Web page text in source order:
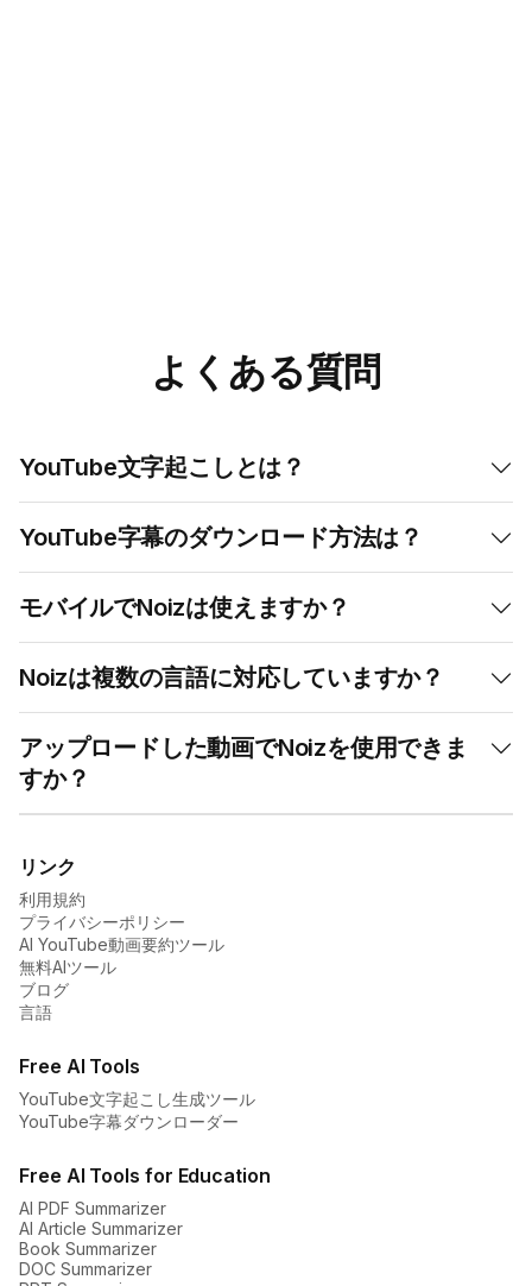
よくある質問
YouTube文字起こしとは？ 
YouTube字幕のダウンロード方法は？ 
モバイルでNoizは使えますか？ 
Noizは複数の言語に対応していますか？ 
アップロードした動画でNoizを使用できま
すか？

リンク
利用規約
プライバシーポリシー
AI YouTube動画要約ツール
無料AIツール
ブログ
言語
Free AI Tools
YouTube文字起こし生成ツール
YouTube字幕ダウンローダー
Free AI Tools for Education
AI PDF Summarizer
AI Article Summarizer
Book Summarizer
DOC Summarizer